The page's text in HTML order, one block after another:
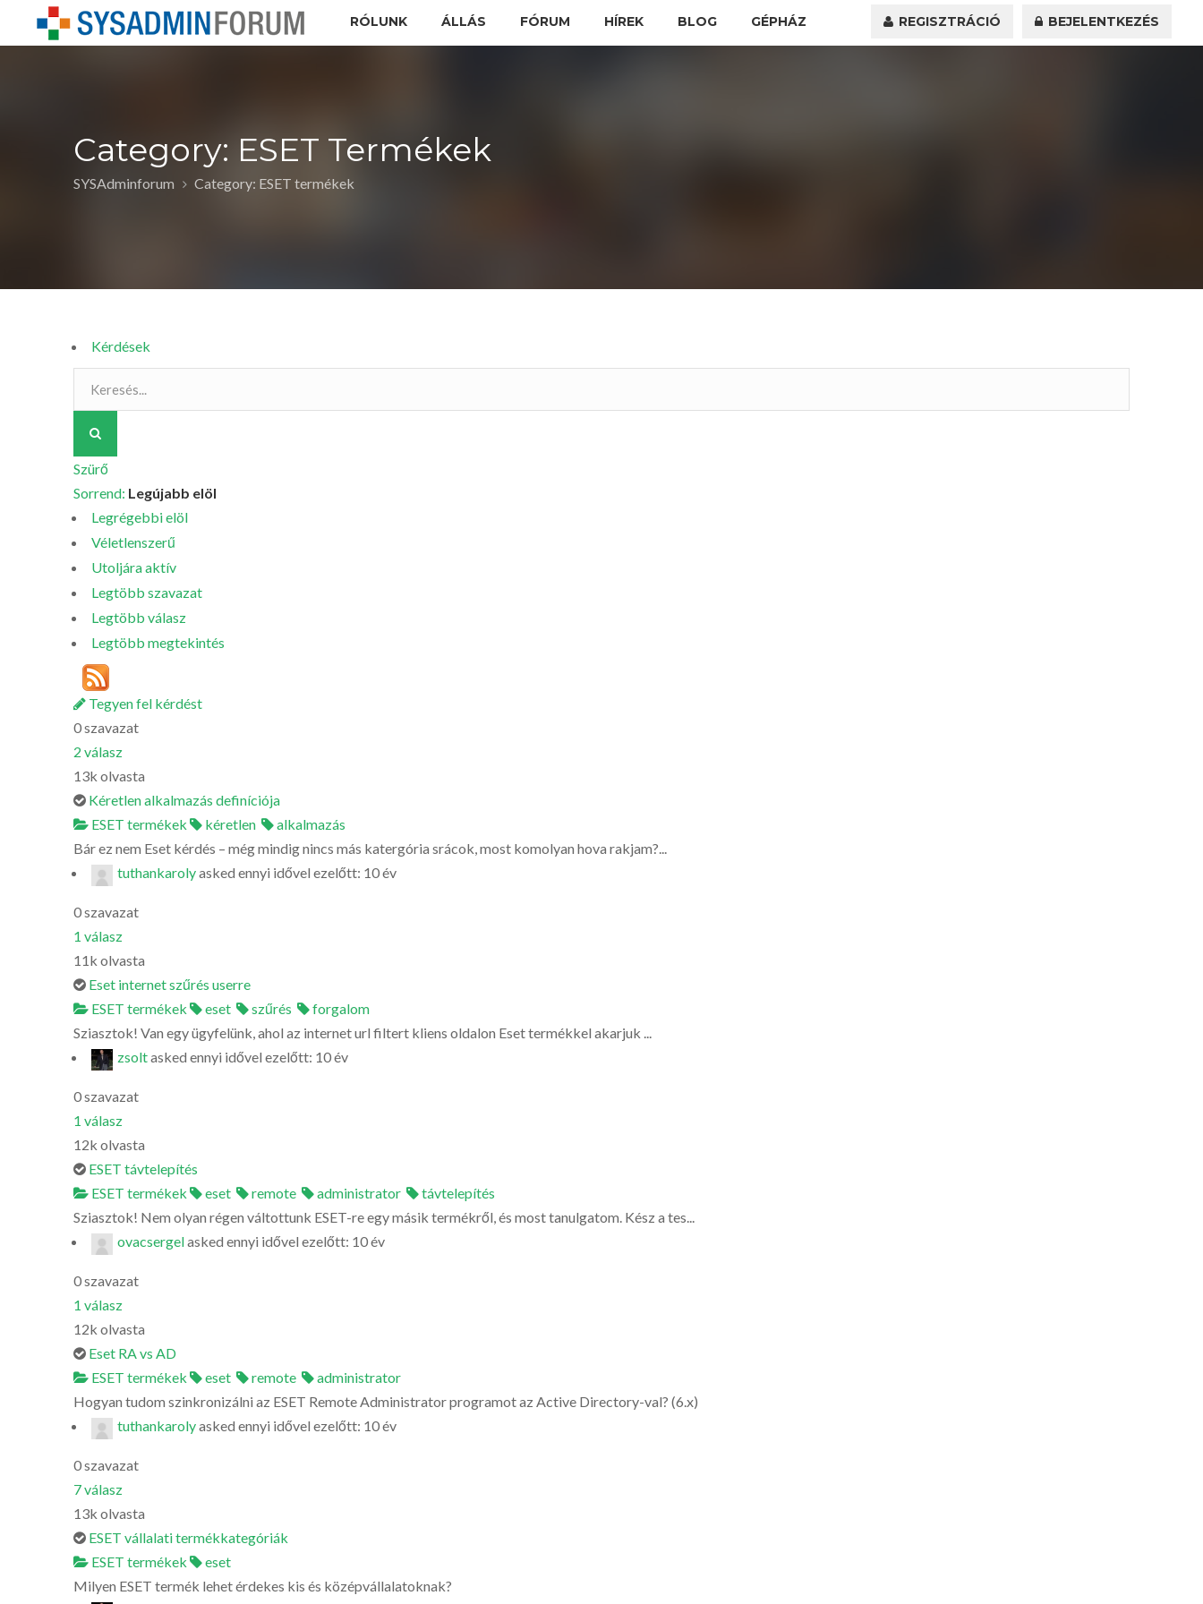
RÓLUNK ÁLLÁS FÓRUM HÍREK BLOG GÉPHÁZ REGISZTRÁCIÓ BEJELENTKEZÉS
Category: ESET Termékek
SYSAdminforum Category: ESET termékek
Kérdések
Szürő
Sorrend: Legújabb elöl
Legrégebbi elöl
Véletlenszerű
Utoljára aktív
Legtöbb szavazat
Legtöbb válasz
Legtöbb megtekintés
Tegyen fel kérdést
0szavazat
2 válasz
13k olvasta
Kéretlen alkalmazás definíciója
ESET termékek
kéretlen
alkalmazás
Bár ez nem Eset kérdés – még mindig nincs más katergória srácok, most komolyan hova rakjam?...
tuthankarolyasked ennyi idővel ezelőtt: 10 év
0szavazat
1 válasz
11k olvasta
Eset internet szűrés userre
ESET termékek
eset szűrés
forgalom
Sziasztok! Van egy ügyfelünk, ahol az internet url filtert kliens oldalon Eset termékkel akarjuk ...
zsoltasked ennyi idővel ezelőtt: 10 év
0szavazat
1 válasz
12k olvasta
ESET távtelepítés
ESET termékek
eset remote administrator
távtelepítés
Sziasztok! Nem olyan régen váltottunk ESET-re egy másik termékről, és most tanulgatom. Kész a tes...
ovacsergelasked ennyi idővel ezelőtt: 10 év
0szavazat
1 válasz
12k olvasta
Eset RA vs AD
ESET termékek
eset remote
administrator
Hogyan tudom szinkronizálni az ESET Remote Administrator programot az Active Directory-val? (6.x)
tuthankarolyasked ennyi idővel ezelőtt: 10 év
0szavazat
7válasz
13k olvasta
ESET vállalati termékkategóriák
ESET termékek
eset
Milyen ESET termék lehet érdekes kis és középvállalatoknak?